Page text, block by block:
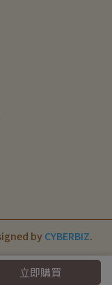
加入購物車
立即購買
by CYBERBIZ.